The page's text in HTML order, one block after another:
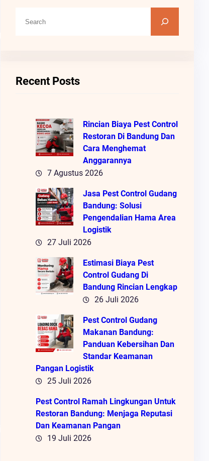
Recent Posts
Rincian Biaya Pest Control
Restoran Di Bandung Dan
Cara Menghemat
Anggarannya
7 Agustus 2026
Jasa Pest Control Gudang
Bandung: Solusi
Pengendalian Hama Area
Logistik
27 Juli 2026
Estimasi Biaya Pest
Control Gudang Di
Bandung Rincian Lengkap
26 Juli 2026
Pest Control Gudang
Makanan Bandung:
Panduan Kebersihan Dan
Standar Keamanan
Pangan Logistik
25 Juli 2026
Pest Control Ramah Lingkungan Untuk
Restoran Bandung: Menjaga Reputasi
Dan Keamanan Pangan
19 Juli 2026